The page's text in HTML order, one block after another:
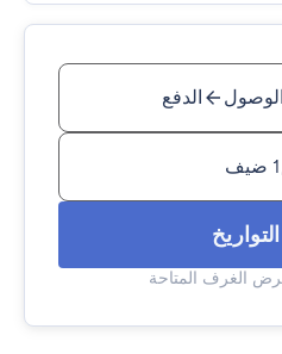
الدفع
1 ضيف
الغرف المتاحة